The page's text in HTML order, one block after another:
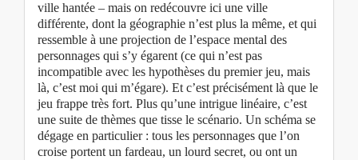
ville hantée – mais on redécouvre ici une ville
différente, dont la géographie n’est plus la même, et qui
ressemble à une projection de l’espace mental des
personnages qui s’y égarent (ce qui n’est pas
incompatible avec les hypothèses du premier jeu, mais
là, c’est moi qui m’égare). Et c’est précisément là que le
jeu frappe très fort. Plus qu’une intrigue linéaire, c’est
une suite de thèmes que tisse le scénario. Un schéma se
dégage en particulier : tous les personnages que l’on
croise portent un fardeau, un lourd secret, ou ont un